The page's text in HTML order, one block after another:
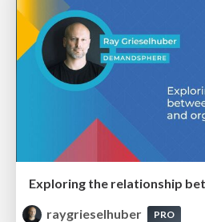
raygrieselhuber
PRO